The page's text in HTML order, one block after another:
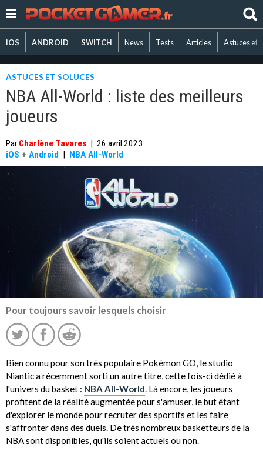
iOS ANDROID SWITCH News Tests Articles Astuces et
ASTUCES ET SOLUCES
NBA All-World : liste des meilleurs
joueurs
Par Charlène Tavares | 26 avril 2023
iOS + Android | NBA All-World
Pour toujours savoir lesquels choisir
Bien connu pour son très populaire Pokémon GO, le studio
Niantic a récemment sorti un autre titre, cette fois-ci dédié à
l'univers du basket : NBA All-World. Là encore, les joueurs
profitent de la réalité augmentée pour s'amuser, le but étant
d'explorer le monde pour recruter des sportifs et les faire
s'affronter dans des duels. De très nombreux basketteurs de la
NBA sont disponibles, qu'ils soient actuels ou non.